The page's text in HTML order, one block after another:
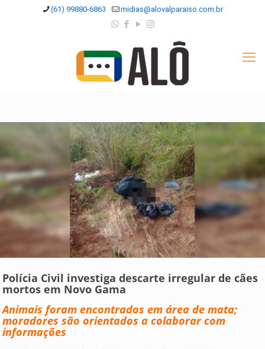
(61) 99880-6863 midias@alovalparaiso.com.br
Polícia Civil investiga descarte irregular de cães
mortos em Novo Gama
Animais foram encontrados em área de mata;
moradores são orientados a colaborar com
informações